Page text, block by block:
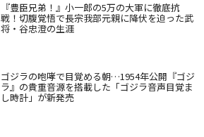
『豊臣兄弟！』小一郎の5万の大軍に徹底抗
戦！切腹覚悟で長宗我部元親に降伏を迫った武
将・谷忠澄の生涯
ゴジラの咆哮で目覚める朝…1954年公開『ゴジ
ラ』の貴重音源を搭載した「ゴジラ音声目覚ま
し時計」が新発売